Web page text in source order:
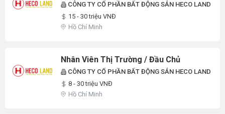
CÔNG TY CỔ PHẦN BẤT ĐỘNG SẢN HECO LAND
15 - 30 triệu VNĐ
Hồ Chí Minh
Nhân Viên Thị Trường / Đầu Chủ
CÔNG TY CỔ PHẦN BẤT ĐỘNG SẢN HECO LAND
8 - 30 triệu VNĐ
Hồ Chí Minh